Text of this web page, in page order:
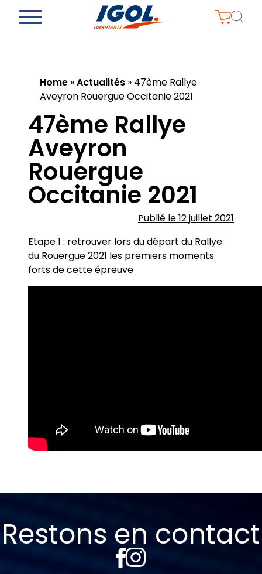
Home »Actualités » 47ème Rallye
Aveyron Rouergue Occitanie 2021
47ème Rallye
Aveyron
Rouergue
Occitanie 2021
Publié le 12 juillet 2021
Etape 1 : retrouver lors du départ du Rallye
du Rouergue 2021 les premiers moments
forts de cette épreuve
Restons en contact